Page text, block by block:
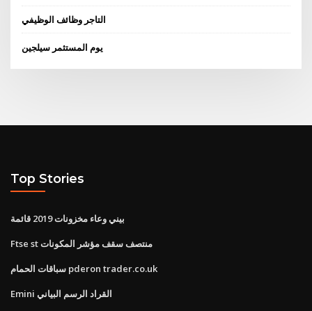
التاجر وظائف الوظيفي
يوم المستثمر سيلجين
Top Stories
بيني وعاء مخزونات 2019 قائمة
Ftse st منتصف سقف مؤشر المكونات
سباقات الحمام pderon trader.co.uk
Emini القراد الرسم البياني